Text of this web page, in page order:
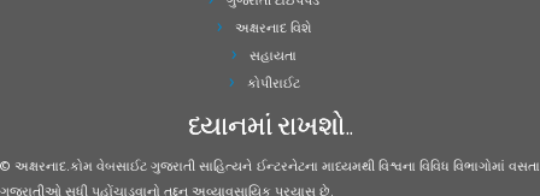
અક્ષરનાદ વિશે
સહાયતા
કોપીરાઈટ
ધ્યાનમાં રાખશો..
© અક્ષરનાદ.કોમ વેબસાઈટ ગુજરાતી સાહિત્યને ઈન્ટરનેટના માધ્યમથી વિશ્વના વિવિધ વિભાગોમાં વસતા
ગુજરાતીઓ સુધી પહોંચાડવાનો તદ્દન અવ્યાવસાયિક પ્રયાસ છે.